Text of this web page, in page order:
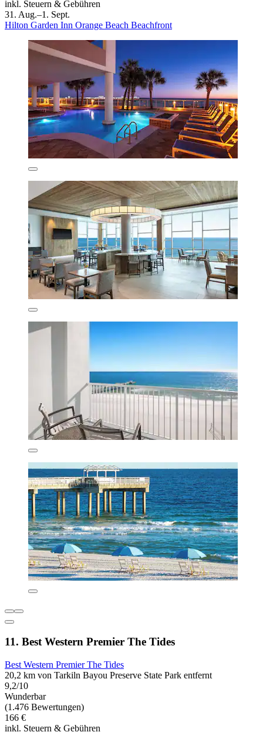
inkl. Steuern & Gebühren
31. Aug.–1. Sept.
Hilton Garden Inn Orange Beach Beachfront
11. Best Western Premier The Tides
Best Western Premier The Tides
20,2 km von Tarkiln Bayou Preserve State Park entfernt
9,2/10
Wunderbar
(1.476 Bewertungen)
166 €
inkl. Steuern & Gebühren